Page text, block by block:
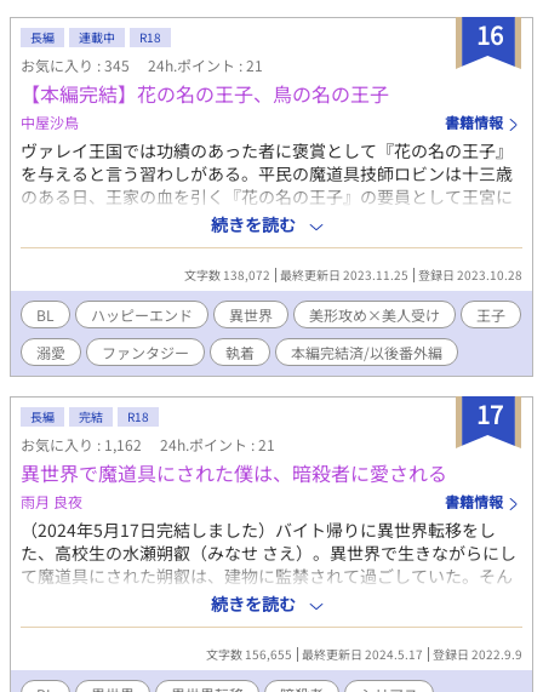
いただけます。 （でも、良かったら本編も読みに来てくださ
い！ →「巻き戻りの転生者は、腐女子と共にハッピーエンドを
取りに行く！」完結済です） ＜作者からのあつかましいお願い＞
★お気に入り登録して読んでもらえると嬉しい！ ★ハートを各話
10個ずつ連続ダダダダダダダダダダッと押してもらえると、大変
励みになります！ （ちなみに誰が押したかは、作者はもちろん誰
にもわかりません。安心してください。なお、1話につき最大10
個押せます） ★しおりを最新話に挟んでもらえると生きてて良か
ったと感動します！ ★エールいただくと泣いて喜びます！
16
長編 連載中 R18
お気に入り : 345 24h.ポイント : 21
【本編完結】花の名の王子、鳥の名の王子
中屋沙鳥 書籍情報
ヴァレイ王国では功績のあった者に褒賞として『花の名の王子』
を与えると言う習わしがある。平民の魔道具技師ロビンは十三歳
のある日、王家の血を引く『花の名の王子』の要員として王宮に
連れていかれサルビア王子として生きることを余儀なくされる。
魔道具技師としての将来を夢見ていたが王宮ではおもちゃのよう
な魔道具を作ることだけを許されて虚しく日々を過ごしていた。
やがて隣国との戦争が激しくなり王宮から逃亡したサルビア王子
は、再び魔道具技師ロビンとして愛する人と生きていく……ゆる
い設定です/魔術師以外は魔道具を動かす程度の魔力しか使えませ
ん/別サイトに投稿していたものを加筆修正しております/R18表現
のある回には※を付けております
続きを読む
文字数 138,072 最終更新日 2023.11.25 登録日 2023.10.28
BL ハッピーエンド 異世界 美形攻め×美人受け
王子
溺愛
ファンタジー 執着 本編完結済/以後番外編
17
長編 完結 R18
お気に入り : 1,162 24h.ポイント : 21
異世界で魔道具にされた僕は、暗殺者に愛される
雨月 良夜 書籍情報
（2024年5月17日完結しました）バイト帰りに異世界転移をし
た、高校生の水瀬朔叡（みなせ さえ）。異世界で生きながらにし
て魔道具にされた朔叡は、建物に監禁されて過ごしていた。そん
なある日、世話係として突如現れた美青年のライ。魔道具となっ
た自分を恐れないライに、次第に朔叡は心を開く。しかし、ライ
には何か秘密があるようで……。 暗殺者×魔道具にされた高校生
不遇スタートです。R18展開には※マークを付ける予定です。シ
続きを読む
文字数 156,655 最終更新日 2024.5.17 登録日 2022.9.9